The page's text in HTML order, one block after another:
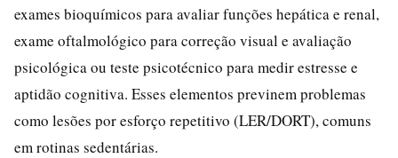
exames bioquímicos para avaliar funções hepática e renal,
exame oftalmológico para correção visual e avaliação
psicológica ou teste psicotécnico para medir estresse e
aptidão cognitiva. Esses elementos previnem problemas
como lesões por esforço repetitivo (LER/DORT), comuns
em rotinas sedentárias.